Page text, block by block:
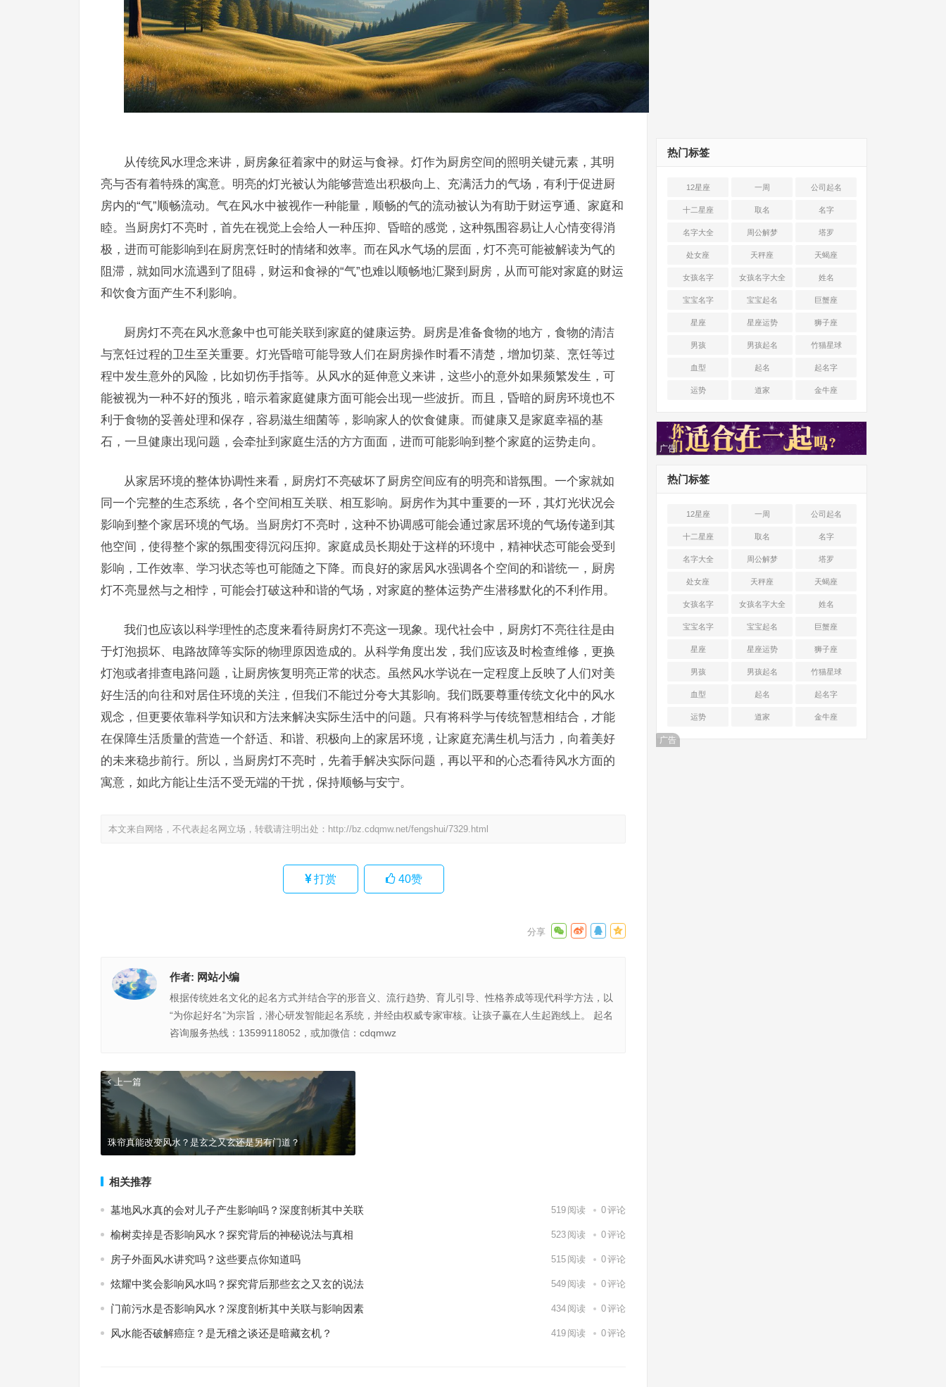
从传统风水理念来讲，厨房象征着家中的财运与食禄。灯作为厨房空间的照明关键元素，其明
亮与否有着特殊的寓意。明亮的灯光被认为能够营造出积极向上、充满活力的气场，有利于促进厨
房内的“气”顺畅流动。气在风水中被视作一种能量，顺畅的气的流动被认为有助于财运亨通、家庭和
睦。当厨房灯不亮时，首先在视觉上会给人一种压抑、昏暗的感觉，这种氛围容易让人心情变得消
极，进而可能影响到在厨房烹饪时的情绪和效率。而在风水气场的层面，灯不亮可能被解读为气的
阻滞，就如同水流遇到了阻碍，财运和食禄的“气”也难以顺畅地汇聚到厨房，从而可能对家庭的财运
和饮食方面产生不利影响。
厨房灯不亮在风水意象中也可能关联到家庭的健康运势。厨房是准备食物的地方，食物的清洁
与烹饪过程的卫生至关重要。灯光昏暗可能导致人们在厨房操作时看不清楚，增加切菜、烹饪等过
程中发生意外的风险，比如切伤手指等。从风水的延伸意义来讲，这些小的意外如果频繁发生，可
能被视为一种不好的预兆，暗示着家庭健康方面可能会出现一些波折。而且，昏暗的厨房环境也不
利于食物的妥善处理和保存，容易滋生细菌等，影响家人的饮食健康。而健康又是家庭幸福的基
石，一旦健康出现问题，会牵扯到家庭生活的方方面面，进而可能影响到整个家庭的运势走向。
从家居环境的整体协调性来看，厨房灯不亮破坏了厨房空间应有的明亮和谐氛围。一个家就如
同一个完整的生态系统，各个空间相互关联、相互影响。厨房作为其中重要的一环，其灯光状况会
影响到整个家居环境的气场。当厨房灯不亮时，这种不协调感可能会通过家居环境的气场传递到其
他空间，使得整个家的氛围变得沉闷压抑。家庭成员长期处于这样的环境中，精神状态可能会受到
影响，工作效率、学习状态等也可能随之下降。而良好的家居风水强调各个空间的和谐统一，厨房
灯不亮显然与之相悖，可能会打破这种和谐的气场，对家庭的整体运势产生潜移默化的不利作用。
我们也应该以科学理性的态度来看待厨房灯不亮这一现象。现代社会中，厨房灯不亮往往是由
于灯泡损坏、电路故障等实际的物理原因造成的。从科学角度出发，我们应该及时检查维修，更换
灯泡或者排查电路问题，让厨房恢复明亮正常的状态。虽然风水学说在一定程度上反映了人们对美
好生活的向往和对居住环境的关注，但我们不能过分夸大其影响。我们既要尊重传统文化中的风水
观念，但更要依靠科学知识和方法来解决实际生活中的问题。只有将科学与传统智慧相结合，才能
在保障生活质量的营造一个舒适、和谐、积极向上的家居环境，让家庭充满生机与活力，向着美好
的未来稳步前行。所以，当厨房灯不亮时，先着手解决实际问题，再以平和的心态看待风水方面的
寓意，如此方能让生活不受无端的干扰，保持顺畅与安宁。
本文来自网络，不代表起名网立场，转载请注明出处： http://bz.cdqmw.net/fengshui/7329.html
打赏 40赞
作者: 网站小编
根据传统姓名文化的起名方式并结合字的形音义、流行趋势、育儿引导、性格养成等现代科学方法，以
“为你起好名”为宗旨，潜心研发智能起名系统，并经由权威专家审核。让孩子赢在人生起跑线上。 起名
咨询服务热线：13599118052，或加微信：cdqmwz
上一篇
珠帘真能改变风水？是玄之又玄还是另有门道？
相关推荐
墓地风水真的会对儿子产生影响吗？深度剖析其中关联 519 阅读 0评论
榆树卖掉是否影响风水？探究背后的神秘说法与真相 523 阅读 0评论
房子外面风水讲究吗？这些要点你知道吗 515 阅读 0评论
炫耀中奖会影响风水吗？探究背后那些玄之又玄的说法 549 阅读 0评论
门前污水是否影响风水？深度剖析其中关联与影响因素 434 阅读 0评论
风水能否破解癌症？是无稽之谈还是暗藏玄机？ 419 阅读 0评论
热门标签
12星座 一周 公司起名
十二星座 取名 名字
名字大全 周公解梦 塔罗
处女座 天秤座 天蝎座
女孩名字 女孩名字大全 姓名
宝宝名字 宝宝起名 巨蟹座
星座 星座运势 狮子座
男孩 男孩起名 竹猫星球
血型 起名 起名字
运势 道家 金牛座
广告
热门标签
12星座 一周 公司起名
十二星座 取名 名字
名字大全 周公解梦 塔罗
处女座 天秤座 天蝎座
女孩名字 女孩名字大全 姓名
宝宝名字 宝宝起名 巨蟹座
星座 星座运势 狮子座
男孩 男孩起名 竹猫星球
血型 起名 起名字
运势 道家 金牛座
广告